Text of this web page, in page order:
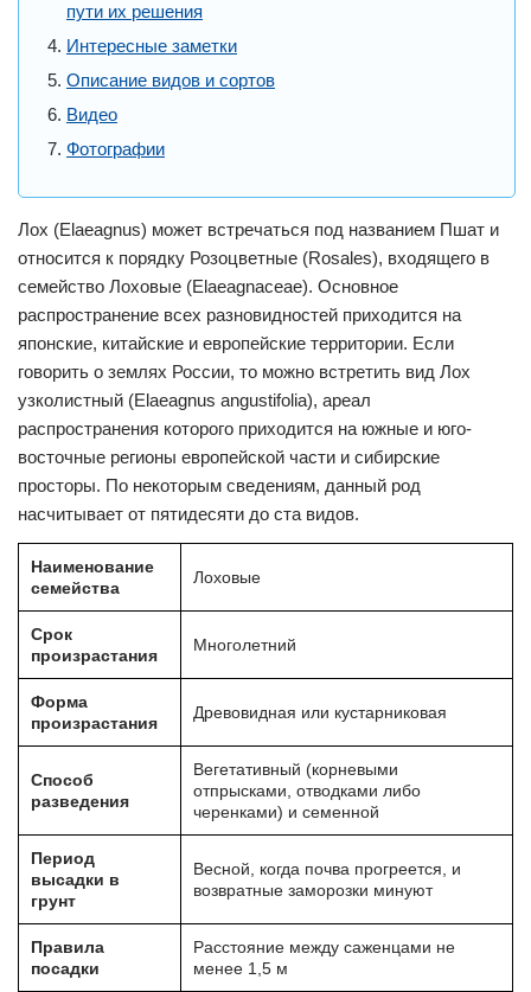
пути их решения
Интересные заметки
Описание видов и сортов
Видео
Фотографии
Лох (Elaeagnus) может встречаться под названием Пшат и
относится к порядку Розоцветные (Rosales), входящего в
семейство Лоховые (Elaeagnaceae). Основное
распространение всех разновидностей приходится на
японские, китайские и европейские территории. Если
говорить о землях России, то можно встретить вид Лох
узколистный (Elaeagnus angustifolia), ареал
распространения которого приходится на южные и юго-
восточные регионы европейской части и сибирские
просторы. По некоторым сведениям, данный род
насчитывает от пятидесяти до ста видов.
Наименование
семейства
Лоховые
Срок
произрастания
Многолетний
Форма
произрастания
Древовидная или кустарниковая
Способ
разведения
Вегетативный (корневыми
отпрысками, отводками либо
черенками) и семенной
Период
высадки в
грунт
Весной, когда почва прогреется, и
возвратные заморозки минуют
Правила
посадки
Расстояние между саженцами не
менее 1,5 м